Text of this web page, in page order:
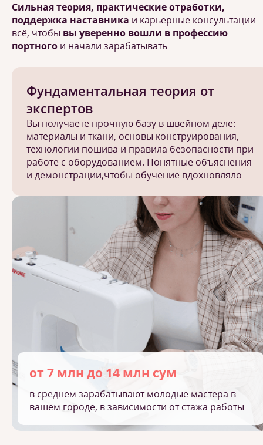
Сильная теория, практические отработки,
поддержка наставника и карьерные консультации
всё, чтобы вы уверенно вошли в профессию
портного и начали зарабатывать
Фундаментальная теория от
экспертов
Вы получаете прочную базу в швейном деле:
материалы и ткани, основы конструирования,
технологии пошива и правила безопасности при
работе с оборудованием. Понятные объяснения
и демонстрации,чтобы обучение вдохновляло
от 7 млн до 14 млн сум
в среднем зарабатывают молодые мастера в
вашем городе, в зависимости от стажа работы